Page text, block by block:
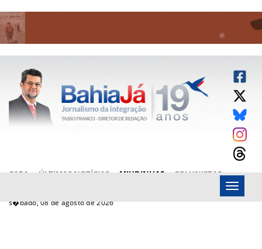
CAPA ÚLTIMAS NOTÍCIAS MIUDINHAS
COLUNISTAS
s�bado, 08 de agosto de 2026
Menu